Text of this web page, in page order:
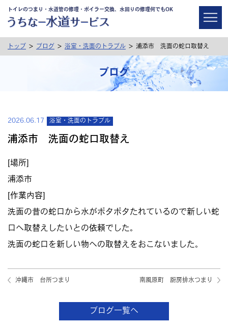
トイレのつまり・水道管の修理・ボイラー交換、水回りの修理何でもOK
トップ > ブログ > 浴室・洗面のトラブル > 浦添市 洗面の蛇口取替え
ブログ
2026.06.17 浴室・洗面のトラブル
浦添市 洗面の蛇口取替え
[場所]
浦添市
[作業内容]
洗面の昔の蛇口から水がポタポタたれているので新しい蛇
口へ取替えしたいとの依頼でした。
洗面の蛇口を新しい物への取替えをおこないました。
沖縄市 台所つまり 南風原町 厨房排水つまり
ブログ一覧へ